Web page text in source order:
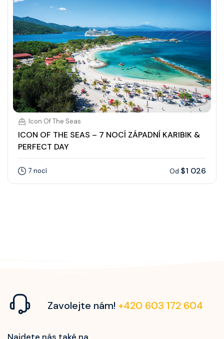
Icon Of The Seas
ICON OF THE SEAS – 7 NOCÍ ZÁPADNÍ KARIBIK &
PERFECT DAY
7 nocí Od $1 026
Zavolejte nám! +420 603 172 604